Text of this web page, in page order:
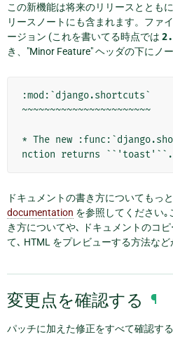
この新機能は将来のリリースととも
リースノートにも含まれます。ファ
ージョン (これを書いてる時点では
き、"Minor Feature" ヘッダの下にノ
:mod:`django.shortcuts`
~~~~~~~~~~~~~~~~~~~~~~~
* The new
ドキュメントの書き方についてもっ
documentation を参照してください｡
き方についてや､ ドキュメントのコ
て､ HTML をプレビューする方法な
変更点を確認する ¶
パッチに加えた修正をすべて確認す